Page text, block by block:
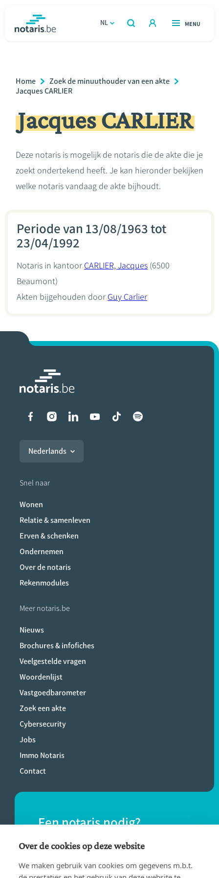
gaan
NL
OPEN
ZOEKEN
OPEN
MENU
Relatie & samenleven
Erven & schenken
Over de notaris
Breadcrumb
Home
Zoek de minuuthouder van een akte
Jacques CARLIER
Jacques CARLIER
Deze notaris is mogelijk de notaris die de akte die je
zoekt ondertekend heeft. Je kan hieronder bekijken
welke notaris vandaag de akte bijhoudt.
Periode van 13/08/1963 tot
23/04/1992
Notaris in kantoor CARLIER, Jacques (6500
Beaumont)
Akten bijgehouden door Guy Carlier
Liens vers les réseaux
Nederlands
Snel naar
Wonen
Relatie & samenleven
Erven & schenken
Ondernemen
Over de notaris
Rekenmodules
Meer notaris.be
Nieuws
Brochures & infofiches
Veelgestelde vragen
Woordenlijst
Vastgoedbarometer
Zoek een akte
Cybersecurity
Jobs
Immo Notaris
Contact
Een notaris nodig?
Vind eenvoudig een notaris bij jou in de
buurt.
Over de cookies op deze website
We maken gebruik van cookies om gegevens m.b.t.